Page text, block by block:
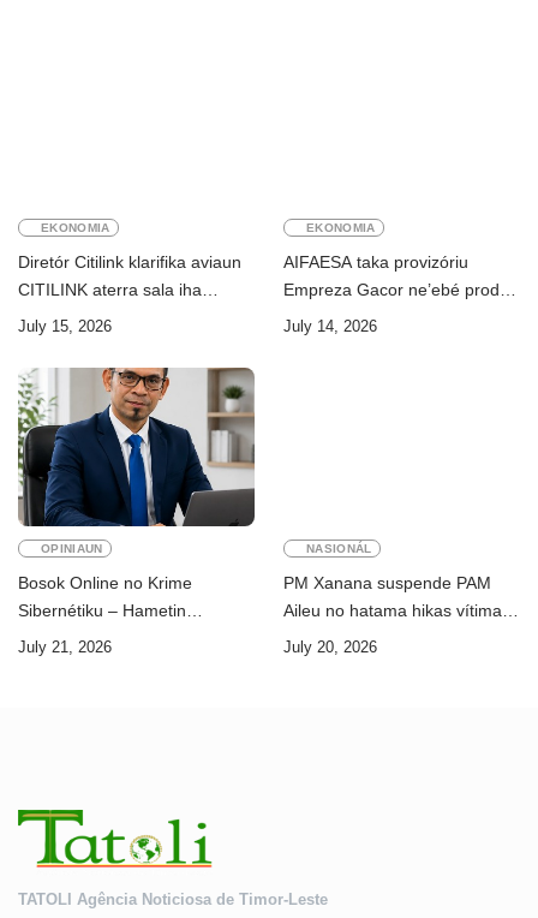
EKONOMIA
Diretór Citilink klarifika aviaun
CITILINK aterra sala iha
Aeroportu Komoro ne’e
July 15, 2026
EKONOMIA
AIFAESA taka provizóriu
Empreza Gacor ne’ebé prodús
“pentolan”
July 14, 2026
OPINIAUN
Bosok Online no Krime
Sibernétiku – Hametin
Seguransa Dijitál ba Futuru
July 21, 2026
NASIONÁL
PM Xanana suspende PAM
Aileu no hatama hikas vítima
AMA ba servisu
July 20, 2026
TATOLI Agência Noticiosa de Timor-Leste